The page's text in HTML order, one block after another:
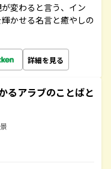
変わると言う、イン
かせる名言と癒やしの
詳細を見る
るアラブのことばと